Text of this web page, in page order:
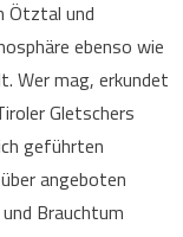
Ötztal und
ebenso wie
Wer mag, erkundet
Gletschers
geführten
angeboten
Brauchtum